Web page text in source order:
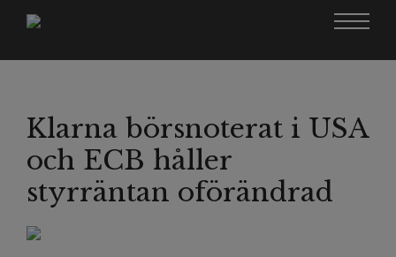
Klarna börsnoterat i USA
och ECB håller
styrräntan oförändrad